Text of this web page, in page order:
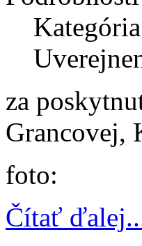
za
Grancovej,
foto:
Čítať